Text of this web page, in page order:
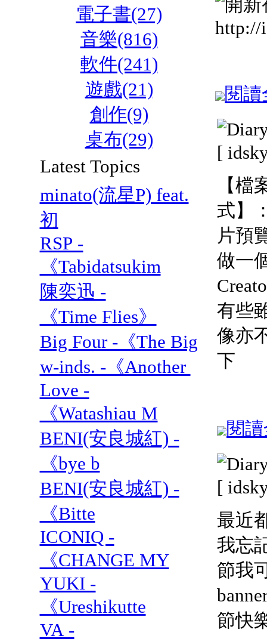
電子書(27)
音樂(816)
軟件(241)
遊戲(21)
創作(9)
桌布(29)
Latest Topics
minato(流星P) feat.
初
RSP -
《Tabidatsukim
陳奕迅 -
《Time Flies》
Big Four -《The Big
w-inds. -《Another
Love -
《Watashiau M
BENI(安良城紅) -
《bye b
BENI(安良城紅) -
《Bitte
ICONIQ -
《CHANGE MY
YUKI -
《Ureshikutte
VA -
http://
閱讀
[
【
式】
片預
做一
有些
像亦
下
閱
[
最近
我忘
節我
節快